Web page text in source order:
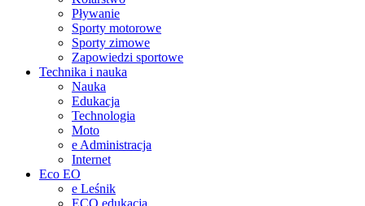
Pływanie
Sporty motorowe
Sporty zimowe
Zapowiedzi sportowe
Technika i nauka
Nauka
Edukacja
Technologia
Moto
e Administracja
Internet
Eco EO
e Leśnik
ECO edukacja